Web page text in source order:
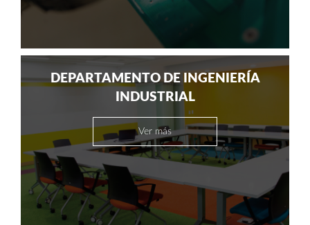
DEPARTAMENTO DE INGENIERÍA
INDUSTRIAL
Ver más